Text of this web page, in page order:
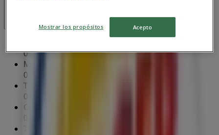
09:00 - 23:00
Måndag
09:00 - 23:00
Tisdag
09:00 - 23:00
Onsdag
09:00 - 12:00
Torsdag
Mostrar los propósitos Acepto